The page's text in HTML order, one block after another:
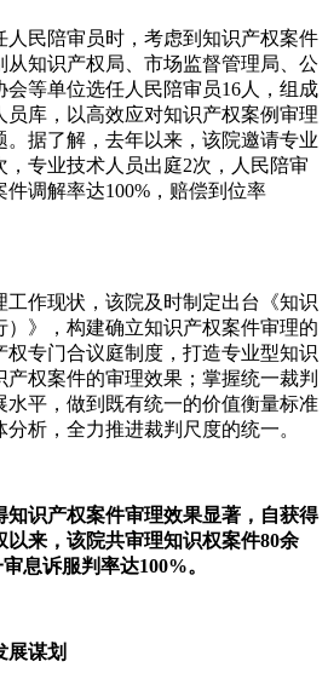
人民陪审员时，考虑到知识产权案件
从知识产权局、市场监督管理局、公
等单位选任人民陪审员16人，组成
库，以高效应对知识产权案例审理
据了解，去年以来，该院邀请专业
，专业技术人员出庭2次，人民陪审
件调解率达100%，赔偿到位率
工作现状，该院及时制定出台《知识
）》，构建确立知识产权案件审理的
专门合议庭制度，打造专业型知识
权案件的审理效果；掌握统一裁判
水平，做到既有统一的价值衡量标准
析，全力推进裁判尺度的统一。
知识产权案件审理效果显著，自获得
来，该院共审理知识权案件80余
息诉服判率达100%。
展谋划